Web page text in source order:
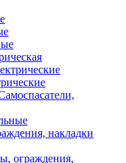
накладки
ограждения,